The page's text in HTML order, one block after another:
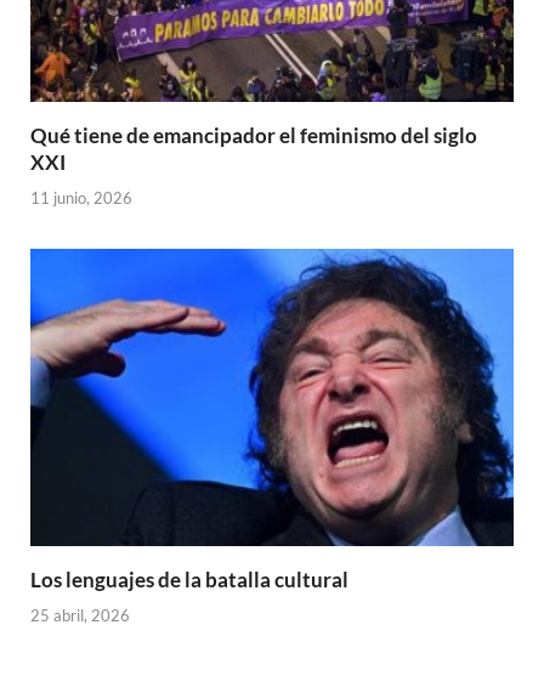
Qué tiene de emancipador el feminismo del siglo
XXI
11 junio, 2026
Los lenguajes de la batalla cultural
25 abril, 2026